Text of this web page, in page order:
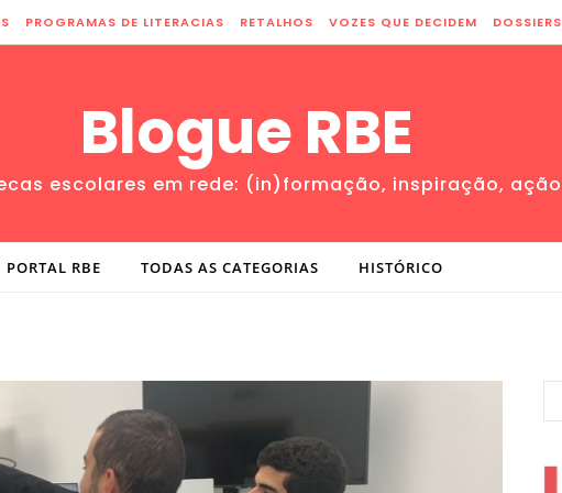
PROGRAMAS DE LITERACIAS RETALHOS VOZES QUE DECIDEM DOSSIERS
Blogue RBE
escolares em rede: (in)formação, inspiração, ação
PORTAL RBE TODAS AS CATEGORIAS HISTÓRICO